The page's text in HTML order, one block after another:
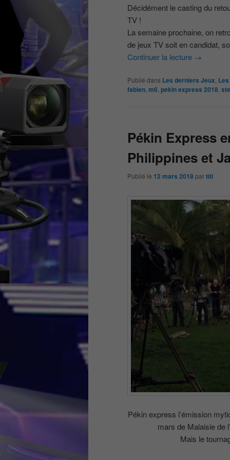
Décidément le casting du
TV !
La semaine prochaine, on
de jeux TV soit en candidat,
Continuer la lecture →
Publié dans Les derniers Jeux,
fabien, m6, pekin express 2018,
Pékin Express
Philippines et
Publié le 12 mars 2018 partiti
Pékin express l’émission
mars de Malaisie de
Mais le